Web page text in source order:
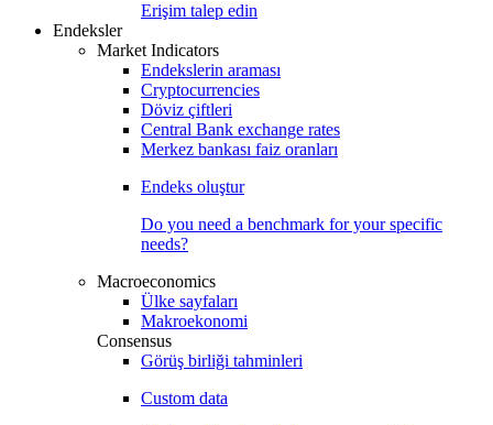
Erişim talep edin
Endeksler
Market Indicators
Endekslerin araması
Cryptocurrencies
Döviz çiftleri
Central Bank exchange rates
Merkez bankası faiz oranları
Endeks oluştur
Do you need a benchmark for your specific
needs?
Macroeconomics
Ülke sayfaları
Makroekonomi
Consensus
Görüş birliği tahminleri
Custom data